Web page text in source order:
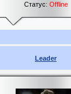
Статус: Offline
Leader